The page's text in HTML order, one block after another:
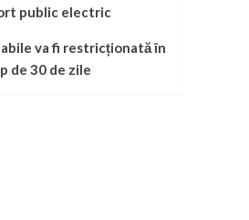
public electric
va fi restricționată în
de 30 de zile